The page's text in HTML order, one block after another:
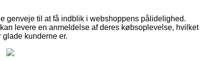
genveje til at få indblik i webshoppens pålidelighed.
levere en anmeldelse af deres købsoplevelse, hvilket
kunderne er.